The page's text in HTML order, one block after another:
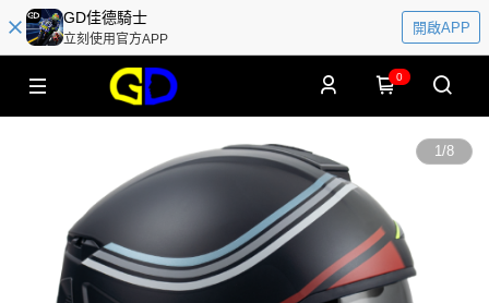
GD佳德騎士
立刻使用官方APP
開啟APP
0
1/8